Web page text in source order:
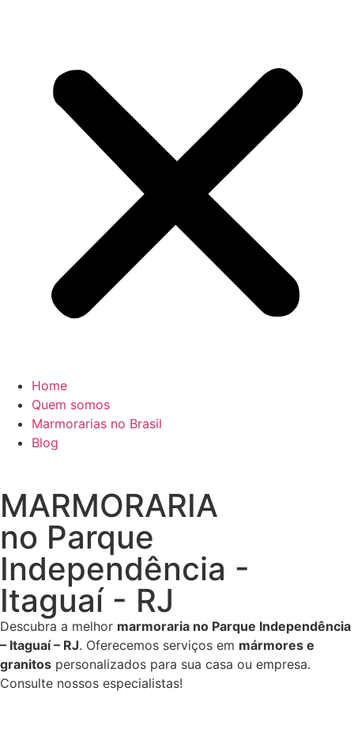
Home
Quem somos
Marmorarias no Brasil
Blog
MARMORARIA
no Parque
Independência -
Itaguaí - RJ
Descubra a melhor marmoraria no Parque Independência
– Itaguaí – RJ. Oferecemos serviços em mármores e
granitos personalizados para sua casa ou empresa.
Consulte nossos especialistas!